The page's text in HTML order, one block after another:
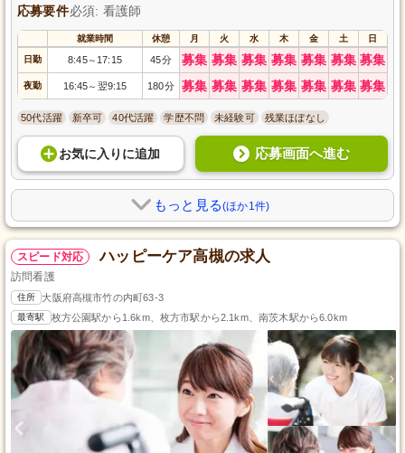
応募要件必須: 看護師
就業時間 休憩 月 火 水 木 金 土 日
日勤 8:45～ 17:15 45分 募集 募集 募集 募集 募集 募集 募集
夜勤 16:45～ 翌9:15 180分 募集 募集 募集 募集 募集 募集 募集
50代活躍 新卒可 40代活躍 学歴不問 未経験可 残業ほぼなし
お気に入り に追加 応募画面へ進む
もっと見る(ほか1件)
スピード対応 ハッピーケア高槻の求人
訪問看護
住所 大阪府高槻市竹の内町63-3
最寄駅 枚方公園駅から1.6km、枚方市駅から2.1km、南茨木駅から6.0km